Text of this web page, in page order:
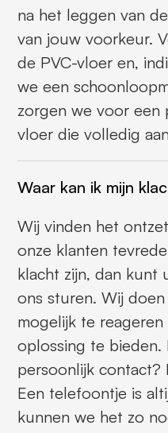
na het leggen van
van jouw voorkeur.
de PVC-vloer en,
we een
zorgen we voor
vloer die volledig
Waar kan ik mijn
Wij vinden het
onze klanten
klacht zijn, dan kunt
ons sturen. Wij
mogelijk te
oplossing te bieden.
persoonlijk contact?
Een telefoontje is
kunnen we het zo